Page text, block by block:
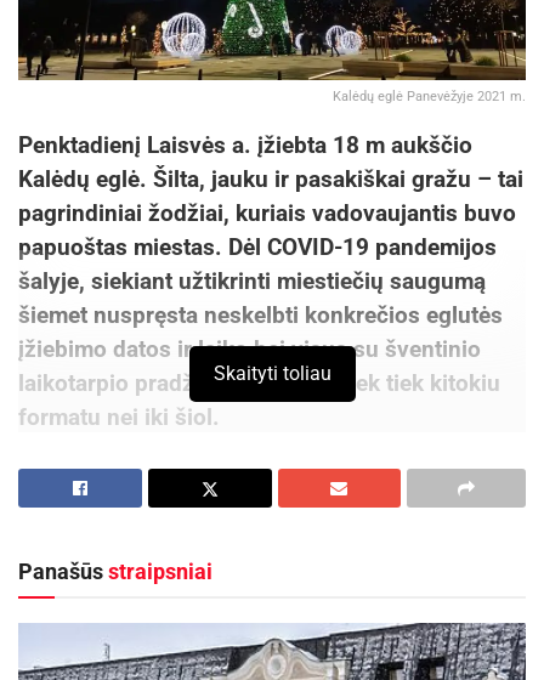
Kalėdų eglė Panevėžyje 2021 m.
Penktadienį Laisvės a. įžiebta 18 m aukščio
Kalėdų eglė. Šilta, jauku ir pasakiškai gražu – tai
pagrindiniai žodžiai, kuriais vadovaujantis buvo
papuoštas miestas. Dėl COVID-19 pandemijos
šalyje, siekiant užtikrinti miestiečių saugumą
šiemet nuspręsta neskelbti konkrečios eglutės
įžiebimo datos ir laiko bei visus su šventinio
laikotarpio pradžia pasveikinti šiek tiek kitokiu
formatu nei iki šiol.
„Rūpinamės panevėžiečių sveikata, tad dėl šalyje
susiklosčiusios nepalankios epidemiologinės
neorganizavome šventinio koncerto ir kitų
šurmulio, bet tikime, kad papuoštas miestas
Skaityti toliau
Panašūsstraipsniai